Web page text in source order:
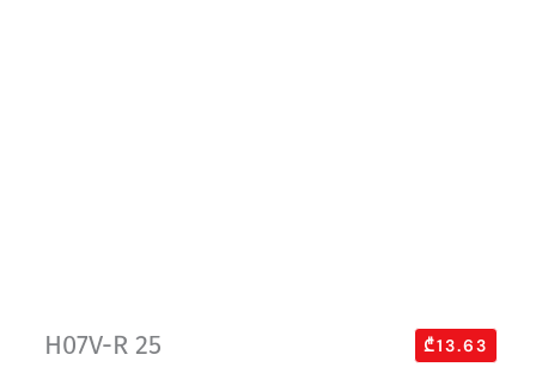
H07V-R 25 ₾13.63